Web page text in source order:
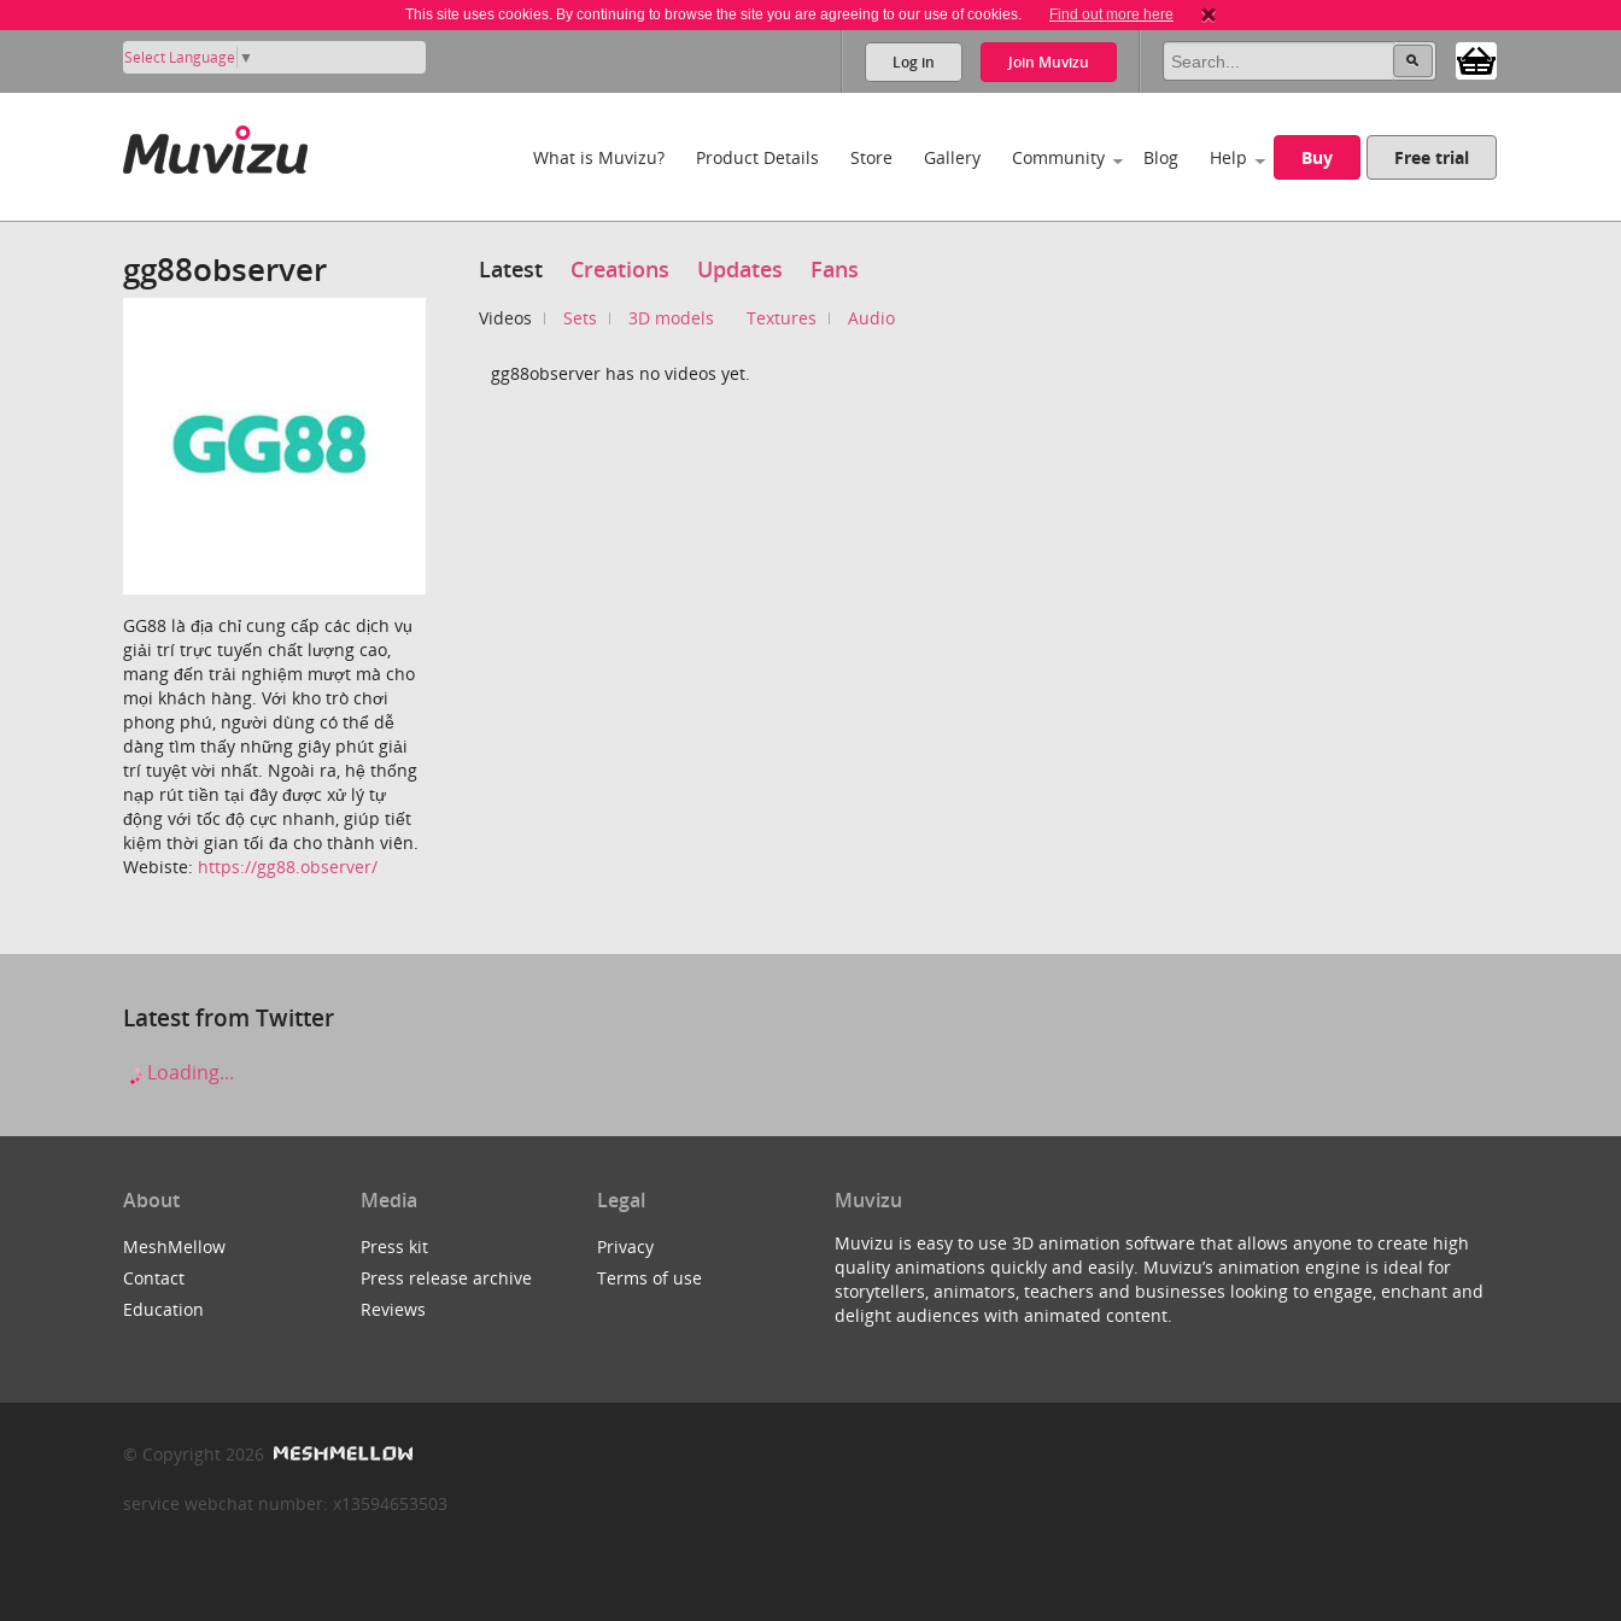
This site uses cookies. By continuing to browse the site you are agreeing to our use of cookies. Find out more here
Select Language ▼ Log in Join Muvizu
What is Muvizu? Product Details Store Gallery Community Blog Help Buy Free trial
gg88observer
GG88 là địa chỉ cung cấp các dịch vụ
giải trí trực tuyến chất lượng cao,
mang đến trải nghiệm mượt mà cho
mọi khách hàng. Với kho trò chơi
phong phú, người dùng có thể dễ
dàng tìm thấy những giây phút giải
trí tuyệt vời nhất. Ngoài ra, hệ thống
nạp rút tiền tại đây được xử lý tự
động với tốc độ cực nhanh, giúp tiết
kiệm thời gian tối đa cho thành viên.
Webiste: https://gg88.observer/
Latest Creations Updates Fans
Videos Sets 3D models Textures Audio
gg88observer has no videos yet.
Latest from Twitter
Loading...
About
MeshMellow
Contact
Education
Media
Press kit
Press release archive
Reviews
Legal
Privacy
Terms of use
Muvizu
Muvizu is easy to use 3D animation software that allows anyone to create high
quality animations quickly and easily. Muvizu’s animation engine is ideal for
storytellers, animators, teachers and businesses looking to engage, enchant and
delight audiences with animated content.
© Copyright 2026
service webchat number: x13594653503